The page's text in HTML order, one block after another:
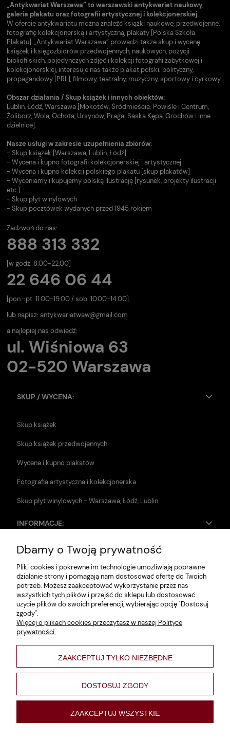
„Antykwariat Warszawa” to warszawski antykwariat naukowy,
galeria plakatu oraz fotografii artystycznej i kolekcjonerskiej.
W ofercie antykwariatu można znaleźć książki naukowe, przedwojenne,
fotografię kolekcjonerską i artystyczną, plakaty [Polska Szkoła
Plakatu]. „Antykwariat Warszawa” prowadzi także skup i wycenę
książek i księgozbiorów przedwojennych, naukowych, pozycji
bibliofilskich, pojedynczych zdjęć i kolekcji fotografii zabytkowej i
kolekcjonerskiej, interesuje nas także plakat polski: polityczny,
propagandowy [PRL], filmowy, teatralny, muzyczny, sportowy i cyrkowy.
Obszar działania / Skup książek i innych obiektów:
Lublin, Łódź, Warszawa [Mokotów, Śródmieście: Powiśle i Centrum,
Żoliborz, Wola, Ochota, Ursynów, Praga: Saska Kępa, Grochów i inne
dzielnice].
Nasze usługi w zakresie uzupełnienia zbiorów:
- Skup książek [Warszawa, Lublin, Łódź]
- Wycena i kupno fotografii kolekcjonerskiej i artystycznej
- Wycena i kupno kolekcji polskiego plakatu [skup plakatów]
- Wyceniamy i kupujemy polską ilustrację [rysunek, projekty ilustracji
etc.]
- Skup płyt winylowych
- Skup pocztówek wydanych przed 1945 rokiem
Zadzwoń do nas:
888 313 332
[w godz. 8.00-22.00]
22 646 06 44
[pon.-pt. 11.00-19.00 / sob. 10.00-14.00].
lub napisz: antykwariatwaw@gmail.com
a najlepiej nas odwiedź:
ul. Wiśniowa 63
02-520 Warszawa
SKUP / WYCENA:
Skup książek
Skup książek przedwojennych
Wycena i kupno plakatów
Fotografia artystyczna i kolekcjonerska
Skup płyt winylowych - Warszawa, Łódź, Lublin
INFORMACJE:
Zwroty i reklamacje
Dane firmy
Jak szukać?
Polityka prywatności
Regulamin
Poltyka cookies
varsaviana
Nowości
Dbamy o Twoją prywatność
Pliki cookies i pokrewne im technologie umożliwiają poprawne
działanie strony i pomagają nam dostosować ofertę do Twoich
potrzeb. Możesz zaakceptować wykorzystanie przez nas
wszystkich tych plików i przejść do sklepu lub dostosować
użycie plików do swoich preferencji, wybierając opcję "Dostosuj
zgody".
Więcej o plikach cookies przeczytasz w naszej Polityce
prywatności.
ZAAKCEPTUJ TYLKO NIEZBĘDNE
DOSTOSUJ ZGODY
ZAAKCEPTUJ WSZYSTKIE